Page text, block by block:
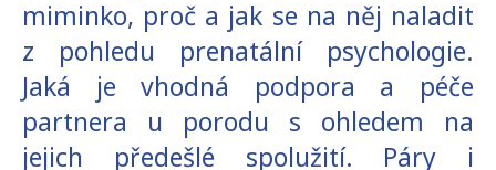
miminko, proč a jak se na něj naladit
z pohledu prenatální psychologie.
Jaká je vhodná podpora a péče
partnera u porodu s ohledem na
jejich předešlé spolužití. Páry i